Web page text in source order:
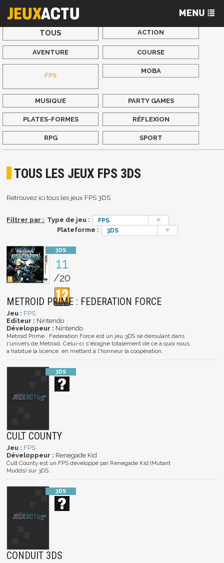
TOUS ACTION
AVENTURE COURSE
FPS
MOBA
MUSIQUE PARTY GAMES
PLATES-FORMES RÉFLEXION
RPG SPORT
TOUS LES JEUX FPS 3DS
Retrouvez ici tous les jeux FPS 3DS
Filtrer par : Type de jeu : FPS
Plateforme : 3DS
11
/20
METROID PRIME : FEDERATION FORCE
Jeu : FPS
Editeur : Nintendo
Développeur : Nintendo
Metroid Prime : Federation Force est un jeu 3DS se déroulant dans
l'univers de Metroid. Celui-ci s'éloigne totalement de ce à quoi nous
a habitué la licence, en mettant à l'honneur la coopération.
CULT COUNTY
Jeu : FPS
Développeur : Renegade Kid
Cult County est un FPS développé par Renegade Kid (Mutant
Mudds) sur 3DS.
CONDUIT 3DS